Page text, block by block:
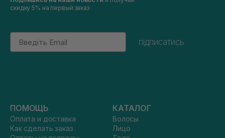
скидку 5% на первый заказ
Email
підписатись
ПОМОЩЬ
Оплата и доставка
Как сделать заказ
КАТАЛОГ
Волосы
Лицо